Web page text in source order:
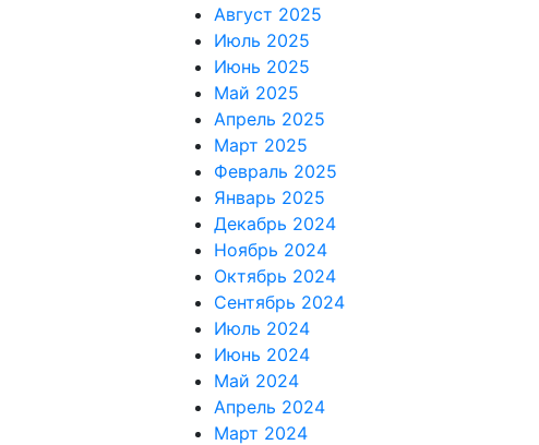
Август 2025
Июль 2025
Июнь 2025
Май 2025
Апрель 2025
Март 2025
Февраль 2025
Январь 2025
Декабрь 2024
Ноябрь 2024
Октябрь 2024
Сентябрь 2024
Июль 2024
Июнь 2024
Май 2024
Апрель 2024
Март 2024